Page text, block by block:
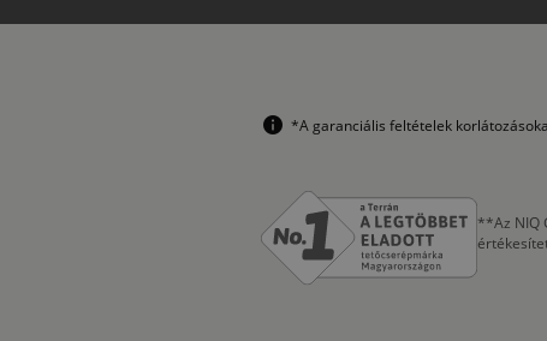
*A garanciális feltételek
**Az NIQ